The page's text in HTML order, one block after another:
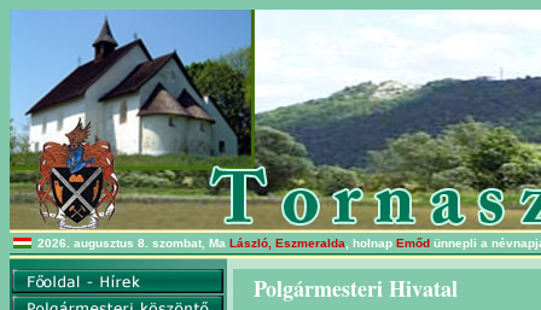
2026. augusztus 8. szombat, Ma László, Eszmeralda , holnap Emőd ünnepli a
Polgármesteri Hivatal